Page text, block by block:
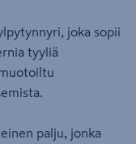
joka sopii
tyyliä
palju, jonka